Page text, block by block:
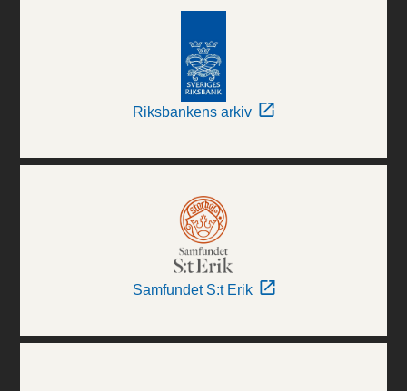
Riksbankens arkiv
Samfundet S:t Erik